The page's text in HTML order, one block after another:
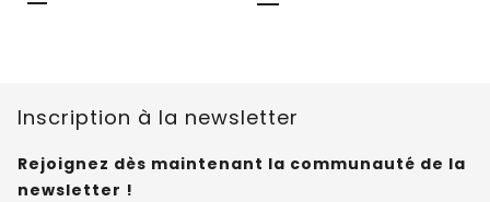
Inscription à la newsletter
Rejoignez dès maintenant la communauté de la
newsletter !